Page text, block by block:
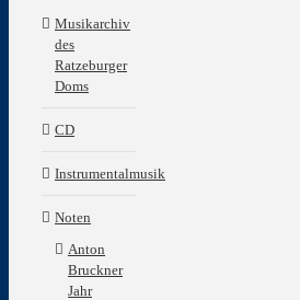
Musikarchiv
des
Ratzeburger
Doms
CD
Instrumentalmusik
Noten
Anton
Bruckner
Jahr